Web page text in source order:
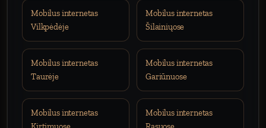
Mobilus internetas
Vilkpėdėje
Mobilus internetas
Šilainiųose
Mobilus internetas
Taurėje
Mobilus internetas
Gariūnuose
Mobilus internetas
Mobilus internetas